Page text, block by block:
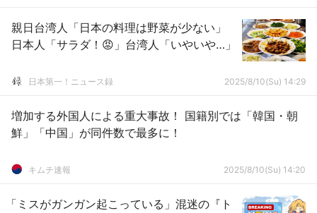
親日台湾人「日本の料理は野菜が少ない」
日本人「サラダ！😡」台湾人「いやいや…」
日本第一！ニュース録 2025/8/10(Su) 14:29
増加する外国人による重大事故！ 国籍別では「韓国・朝
鮮」「中国」が同件数で最多に！
キムチ速報 2025/8/10(Su) 14:20
「ミスがガンガン起こっている」混迷の『ト